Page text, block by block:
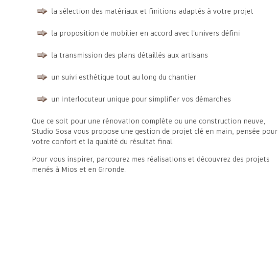
la sélection des matériaux et finitions adaptés à votre projet
la proposition de mobilier en accord avec l’univers défini
la transmission des plans détaillés aux artisans
un suivi esthétique tout au long du chantier
un interlocuteur unique pour simplifier vos démarches
Que ce soit pour une rénovation complète ou une construction neuve,
Studio Sosa vous propose une gestion de projet clé en main, pensée pour
votre confort et la qualité du résultat final.
Pour vous inspirer, parcourez mes réalisations et découvrez des projets
menés à Mios et en Gironde.